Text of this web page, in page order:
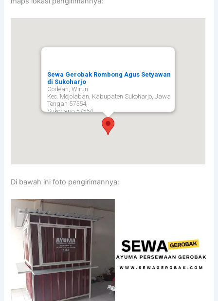
Sewa Gerobak Rombong Agus Setyawan
di Sukoharjo
Godean, Wirun
Kec. Mojolaban, Kabupaten Sukoharjo, Jawa
Tengah 57554,
Sukoharjo 57554
Di bawah ini foto pengirimannya: